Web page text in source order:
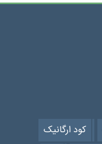
کود ارگانیک